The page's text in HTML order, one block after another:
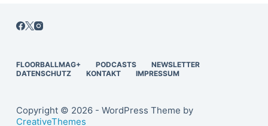
FLOORBALLMAG+ PODCASTS
NEWSLETTER
DATENSCHUTZ
KONTAKT IMPRESSUM
Copyright © 2026 - WordPress Theme by
CreativeThemes